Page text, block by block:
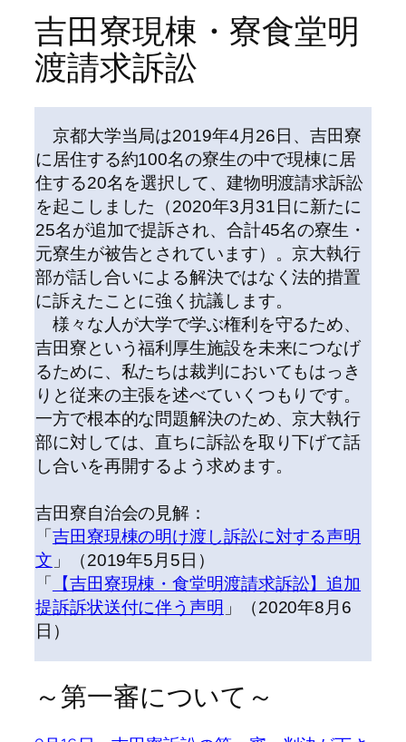
吉田寮現棟・寮食堂明
渡請求訴訟
京都大学当局は2019年4月26日、吉田寮
に居住する約100名の寮生の中で現棟に居
住する20名を選択して、建物明渡請求訴訟
を起こしました（2020年3月31日に新たに
25名が追加で提訴され、合計45名の寮生・
元寮生が被告とされています）。京大執行
部が話し合いによる解決ではなく法的措置
に訴えたことに強く抗議します。
様々な人が大学で学ぶ権利を守るため、
吉田寮という福利厚生施設を未来につなげ
るために、私たちは裁判においてもはっき
りと従来の主張を述べていくつもりです。
一方で根本的な問題解決のため、京大執行
部に対しては、直ちに訴訟を取り下げて話
し合いを再開するよう求めます。
吉田寮自治会の見解：
「 吉田寮現棟の明け渡し訴訟に対する声明
文 」（2019年5月5日）
「
【吉田寮現棟・食堂明渡請求訴訟】追加
提訴訴状送付に伴う声明 」（2020年8月6
日）
～第一審について～